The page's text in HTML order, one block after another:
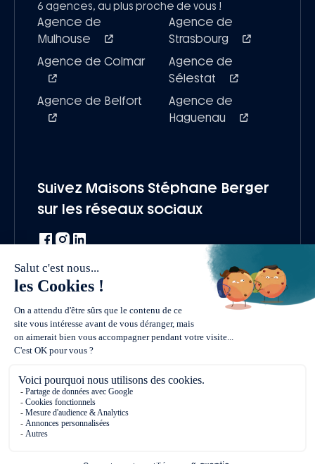
6 agences, au plus proche de vous !
Agence de
Mulhouse
Agence de
Strasbourg
Agence de Colmar
Agence de
Sélestat
Agence de Belfort
Agence de
Haguenau
Suivez Maisons Stéphane Berger
sur les réseaux sociaux
Une marque du groupe Vivialys
Vendre un terrain
Nous rejoindre
Politique de confidentialité